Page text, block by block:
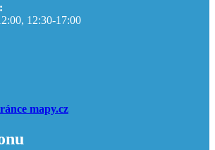
12:30-17:00
mapy.cz